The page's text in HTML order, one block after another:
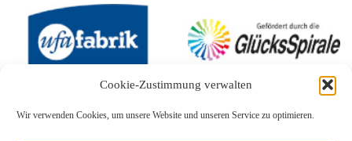
Cookie-Zustimmung verwalten
Wir verwenden Cookies, um unsere Website und unseren Service zu optimieren.